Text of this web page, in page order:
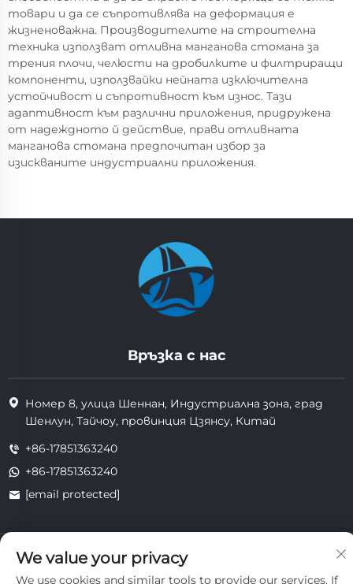
товари и да се съпротивлява на деформация е
жизненоважна. Производителите на строителна
техника използват отливна манганова стомана за
трения плочи, челюсти на дробилките и филтриращи
компоненти, използвайки нейната изключителна
устойчивост и съпротивност към износ. Тази
адаптивност към различни приложения, придружена
от надеждното й действие, прави отливната
манганова стомана предпочитан избор за
изискваните индустриални приложения.
Връзка с нас
Номер 8, улица Шеннан, Индустриална зона, град
Шенлун, Тайчоу, провинция Цзянсу, Китай
+86-17851363240
+86-17851363240
[email protected]
Всички права запазени. Copyright © 2025 Jiangsu Tongzhou
Heat Resistant Technology Co., Ltd.
We value your privacy
We use cookies and similar tools to provide our services. If